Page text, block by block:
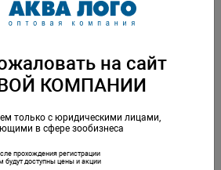
товары
на сайт
КОМПАНИИ
только с юридическими лицами,
в сфере зообизнеса
прохождения регистрации
будут доступны цены и акции